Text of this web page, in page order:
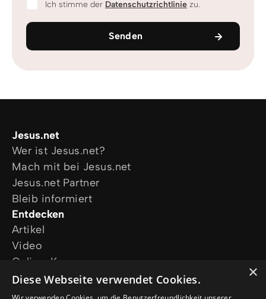
Ich stimme der Datenschutzrichtlinie zu.
Senden
Jesus.net
Wer ist Jesus.net?
Mach mit bei Jesus.net
Jesus.net Partner
Bleib informiert
Entdecken
Artikel
Video
Online-Kurse
Unsere Projekte
Ich wünsche mir Gebet
×
Diese Webseite verwendet Cookies.